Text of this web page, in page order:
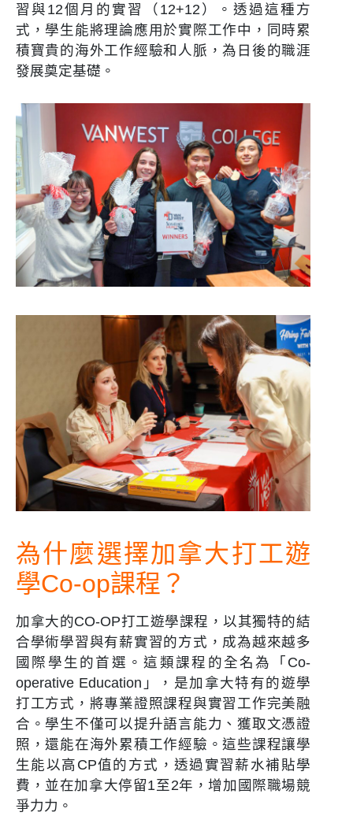
習與12個月的實習（12+12）。透過這種方
式，學生能將理論應用於實際工作中，同時累
積寶貴的海外工作經驗和人脈，為日後的職涯
發展奠定基礎。
為什麼選擇加拿大打工遊
學Co-op課程？
加拿大的CO-OP打工遊學課程，以其獨特的結
合學術學習與有薪實習的方式，成為越來越多
國際學生的首選。這類課程的全名為「Co-
operative Education」，是加拿大特有的遊學
打工方式，將專業證照課程與實習工作完美融
合。學生不僅可以提升語言能力、獲取文憑證
照，還能在海外累積工作經驗。這些課程讓學
生能以高CP值的方式，透過實習薪水補貼學
費，並在加拿大停留1至2年，增加國際職場競
爭力力。